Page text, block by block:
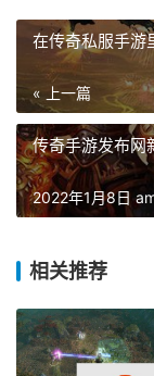
在传奇私服手游
« 上一篇
传奇手游发布网
2022年1月8日
相关推荐